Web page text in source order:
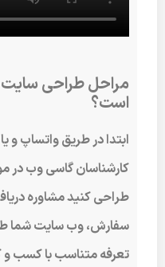
مراحل طراحی
است؟
ابتدا در طریق واتساپ و
کارشناسان گاسی وب در
طراحی کنید مشاوره
سفارش، وب سایت شما
تعرفه متناسب با کسب و